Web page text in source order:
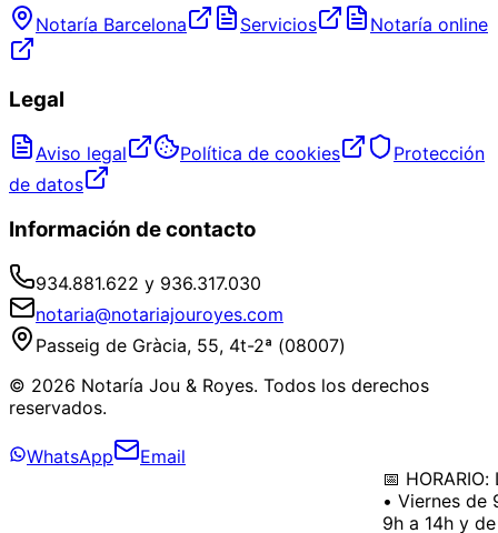
Notaría Barcelona Servicios Notaría online
Legal
Aviso legal Política de cookies
Protección
de datos
Información de contacto
934.881.622 y 936.317.030
notaria@notariajouroyes.com
Passeig de Gràcia, 55, 4t-2ª (08007)
© 2026 Notaría Jou & Royes. Todos los derechos
reservados.
WhatsApp
Email
📅
• Viernes de
9h a 14h y